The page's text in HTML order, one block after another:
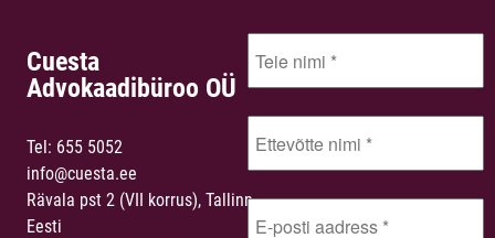
Cuesta
Advokaadibüroo OÜ
Tel: 655 5052
info@cuesta.ee
Rävala pst 2 (VII korrus), Tallinn,
Eesti